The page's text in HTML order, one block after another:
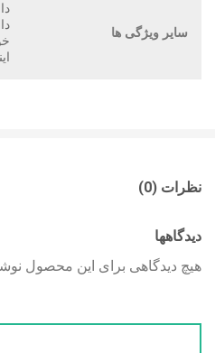
سایر ویژگی ها
نظرات (0)
دیدگاهها
هیچ دیدگاهی برای این محصول